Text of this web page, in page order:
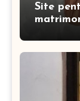
Site